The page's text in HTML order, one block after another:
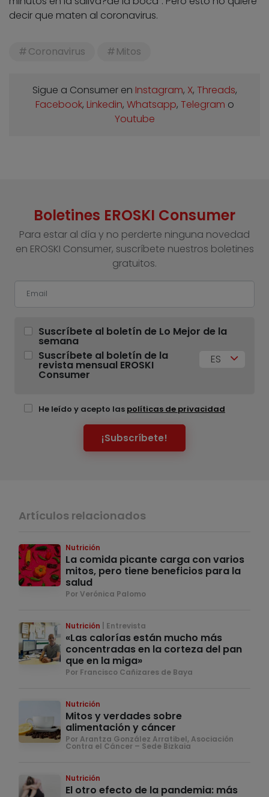
decir que maten al coronavirus.
Coronavirus Mitos
Sigue a Consumer en Instagram, X, Threads,
Facebook, Linkedin, Whatsapp, Telegram o
Youtube
Boletines EROSKI Consumer
Para estar al día y no perderte ninguna novedad
en EROSKI Consumer, suscríbete nuestros boletines
gratuitos.
Suscríbete al boletín de Lo Mejor de la
semana
Suscríbete al boletín de la
revista mensual EROSKI
Consumer
ES
He leído y acepto las políticas de privacidad
¡Subscríbete!
Artículos relacionados
Nutrición
La comida picante carga con varios
mitos, pero tiene beneficios para la
salud
Por Verónica Palomo
Nutrición Entrevista
«Las calorías están mucho más
concentradas en la corteza del pan
que en la miga»
Por Francisco Cañizares de Baya
Nutrición
Mitos y verdades sobre
alimentación y cáncer
Por Arantza González Arratibel, Asociación
Contra el Cáncer – Sede Bizkaia
Nutrición
El otro efecto de la pandemia: más